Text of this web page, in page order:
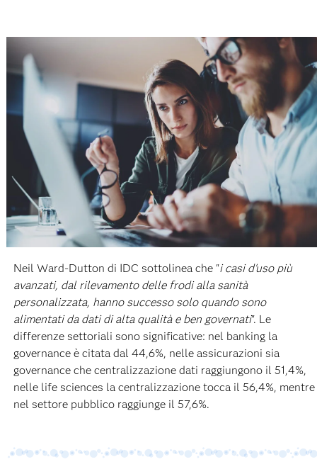
Neil Ward-Dutton di IDC sottolinea che "i casi d'uso più
avanzati, dal rilevamento delle frodi alla sanità
personalizzata, hanno successo solo quando sono
alimentati da dati di alta qualità e ben governati". Le
differenze settoriali sono significative: nel banking la
governance è citata dal 44,6%, nelle assicurazioni sia
governance che centralizzazione dati raggiungono il 51,4%,
nelle life sciences la centralizzazione tocca il 56,4%, mentre
nel settore pubblico raggiunge il 57,6%.